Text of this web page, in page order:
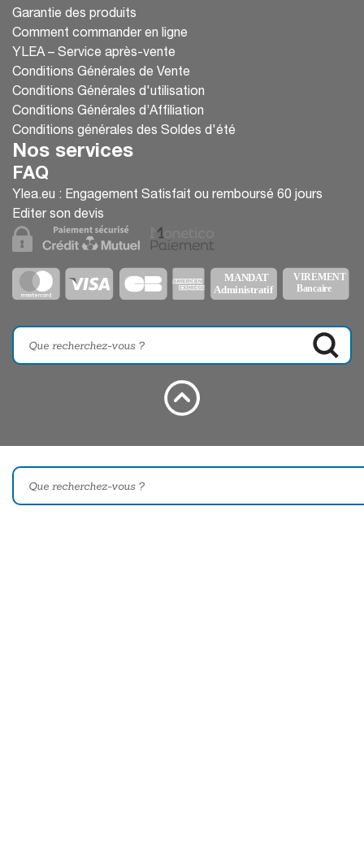
Garantie des produits
Comment commander en ligne
YLEA – Service après-vente
Conditions Générales de Vente
Conditions Générales d'utilisation
Conditions Générales d’Affiliation
Conditions générales des Soldes d'été
Nos services
FAQ
Ylea.eu : Engagement Satisfait ou remboursé 60 jours
Editer son devis